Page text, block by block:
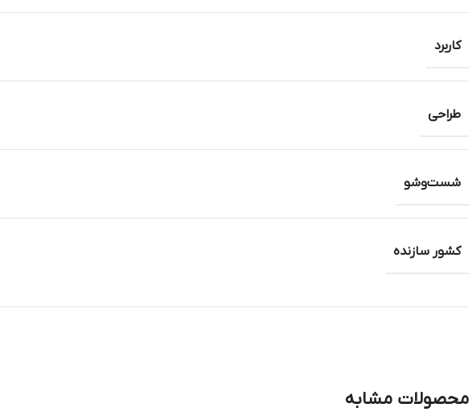
کاربرد
طراحی
شست‌وشو
کشور سازنده
محصولات مشابه